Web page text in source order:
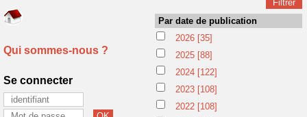
Qui sommes-nous ?
Se connecter
Par date de publication
2026 [35]
2025 [88]
2024 [122]
2023 [108]
2022 [108]